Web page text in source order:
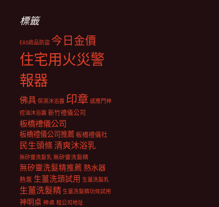
標籤
EAS商品防盜 今日金價
住宅用火災警
報器
佛具 保濕沐浴露 印章 感應門神
控油沐浴露 新竹禮儀公司
板橋禮儀公司
板橋禮儀公司推薦板橋禮儀社
民生頭條清爽沐浴乳
無矽靈洗髮乳 無矽靈洗髮精
無矽靈洗髮精推薦 熱水器
熱泵 生薑洗頭試用 生薑洗髮乳
生薑洗髮精 生薑洗髮精功效試用
神明桌 神桌 租公司地址